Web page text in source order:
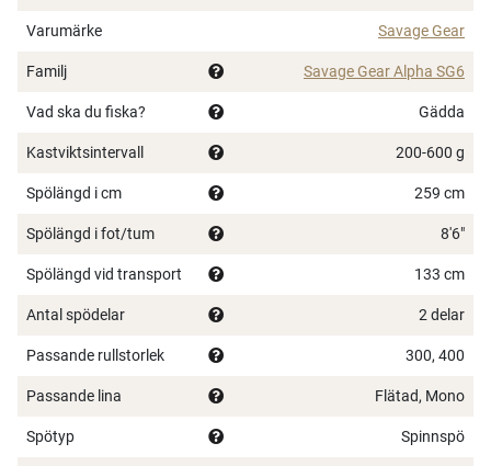
Designade för Savage Gears största beten
SeaGuide CCS-spöringar i rostfritt stål
Handtag i premiumkork
Ready-to-fish-spöfodral
Japansk 30/40T Torayca kolfiberklinga
Varumärke Savage Gear
Familj Savage Gear Alpha SG6
Vad ska du fiska? Gädda
Kastviktsintervall 200-600 g
Spölängd i cm 259 cm
Spölängd i fot/tum 8'6"
Spölängd vid transport 133 cm
Antal spödelar 2 delar
Passande rullstorlek 300, 400
Passande lina Flätad, Mono
Spötyp Spinnspö